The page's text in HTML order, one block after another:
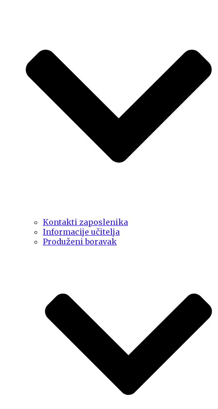
Kontakti zaposlenika
Informacije učitelja
Produženi boravak